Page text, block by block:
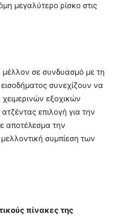
μεγαλύτερο ρίσκο στις
μέλλον σε συνδυασμό με τη
συνεχίζουν να
εξοχικών
επιλογή για την
αποτέλεσμα την
συμπίεση των
πίνακες της